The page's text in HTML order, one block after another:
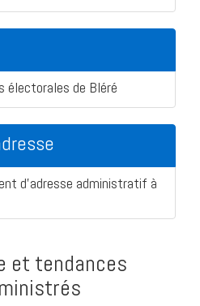
électorales de Bléré
d'adresse administratif à
et tendances